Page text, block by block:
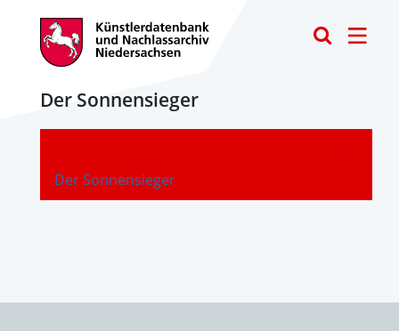
Der Sonnensieger
Der Sonnensieger
-